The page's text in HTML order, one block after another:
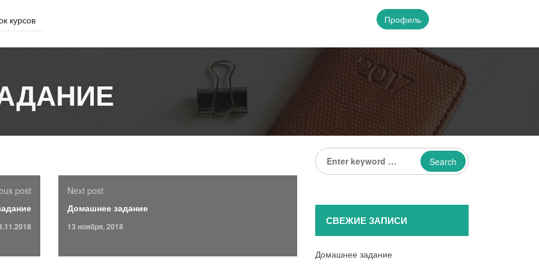
курсов Профиль
post
Next post
Домашнее задание
13 ноября, 2018
Enter
keyword
СВЕЖИЕ ЗАПИСИ
Домашнее задание